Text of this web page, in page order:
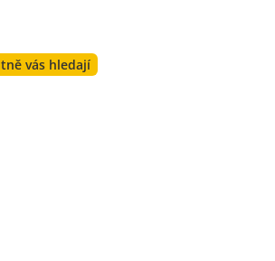
vás hledají